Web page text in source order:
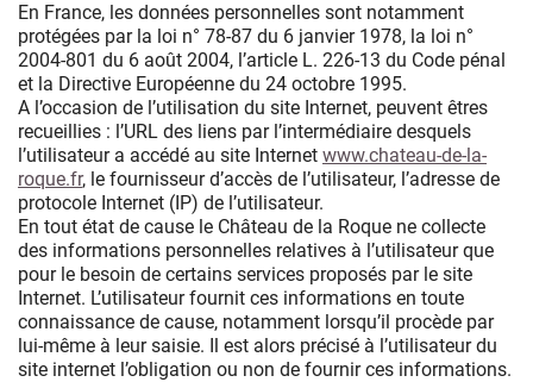
En France, les données personnelles sont notamment
protégées par la loi n° 78-87 du 6 janvier 1978, la loi n°
2004-801 du 6 août 2004, l’article L. 226-13 du Code pénal
et la Directive Européenne du 24 octobre 1995.
A l’occasion de l’utilisation du site Internet, peuvent êtres
recueillies : l’URL des liens par l’intermédiaire desquels
l’utilisateur a accédé au site Internet www.chateau-de-la-
roque.fr, le fournisseur d’accès de l’utilisateur, l’adresse de
protocole Internet (IP) de l’utilisateur.
En tout état de cause le Château de la Roque ne collecte
des informations personnelles relatives à l’utilisateur que
pour le besoin de certains services proposés par le site
Internet. L’utilisateur fournit ces informations en toute
connaissance de cause, notamment lorsqu’il procède par
lui-même à leur saisie. Il est alors précisé à l’utilisateur du
site internet l’obligation ou non de fournir ces informations.